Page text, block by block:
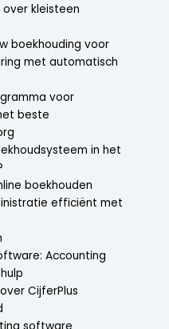
kleisteen
boekhouding voor
met automatisch
voor
beste
in het
boekhouden
efficiënt met
Accounting
CijferPlus